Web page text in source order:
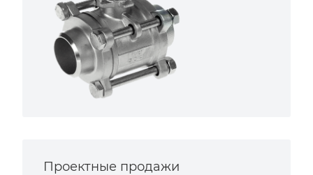
Проектные продажи